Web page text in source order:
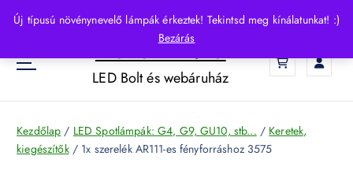
Új típusú növénynevelő lámpák érkeztek! Tekintsd meg kínálatunkat! :)
Bezárás
p
o
HelloLED.hu
LED Bolt és webáruház
Kezdőlap / LED Spotlámpák: G4, G9, GU10, stb... / Keretek,
kiegészítők/ 1x szerelék AR111-es fényforráshoz 3575